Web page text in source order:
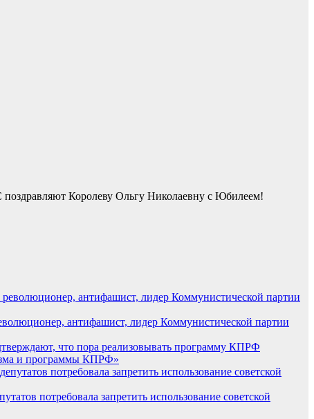
поздравляют Королеву Ольгу Николаевну с Юбилеем!
антифашист, лидер Коммунистической партии
что пора реализовывать программу КПРФ
и программы КПРФ»
потребовала запретить использование советской